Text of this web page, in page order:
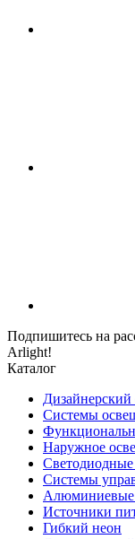
Подпишитесь на
Arlight!
Каталог
Дизайнерский
Системы
Наружное
Системы
Источники
Гибкий неон